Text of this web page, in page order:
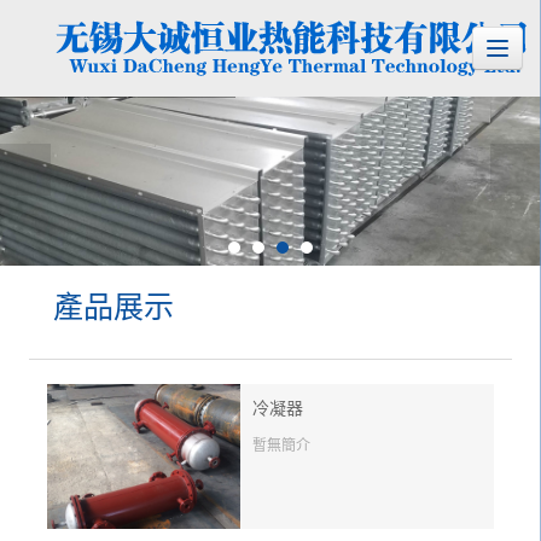
產品展示
冷凝器
暫無簡介